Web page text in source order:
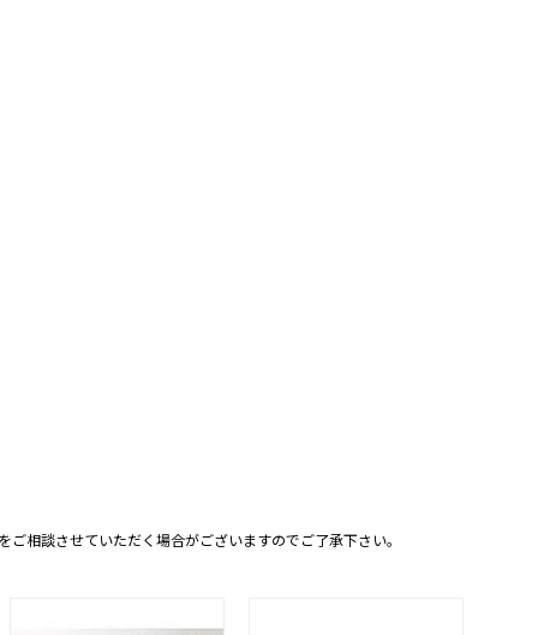
相談させていただく場合がございますのでご了承下さい。